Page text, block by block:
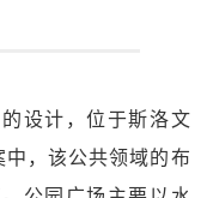
设计，位于斯洛文
，该公共领域的布